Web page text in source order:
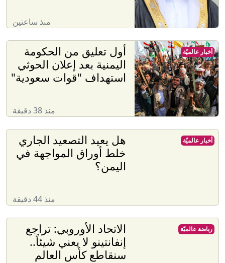
منذ ساعتين
أول تعليق من الحكومة
اليمنية بعد إعلان الحوثي
استهداف "قوات سعودية"
منذ 38 دقيقة
أخبار عالميّة
هل يعيد التصعيد الجاري
خلط أوراق المواجهة في
اليمن؟
منذ 44 دقيقة
أخبار عالميّة
الاتحاد الأوروبي: تراجع
إنفانتينو لا يعني شيئاً..
سنقاطع كأس العالم
رياضة عالميّة